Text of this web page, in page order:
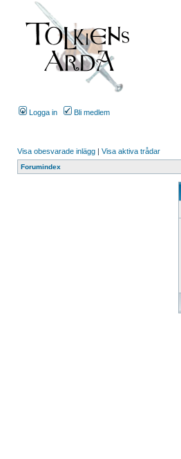
Logga in Bli medlem
Visa obesvarade inlägg | Visa aktiva trådar
Forumindex